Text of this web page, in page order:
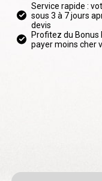
Service rapide :
sous 3 à 7 jours
devis
Profitez du Bonus
payer moins cher